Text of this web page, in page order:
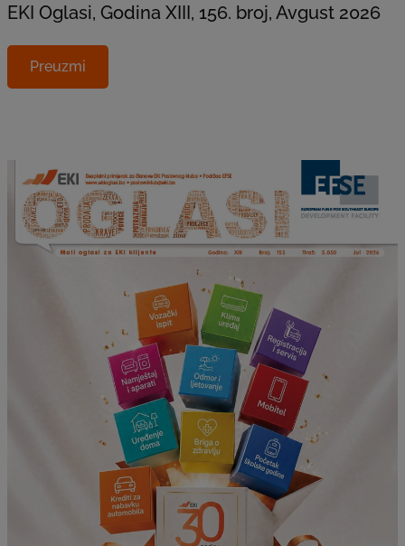
EKI Oglasi, Godina XIII, 156. broj, Avgust 2026
Preuzmi